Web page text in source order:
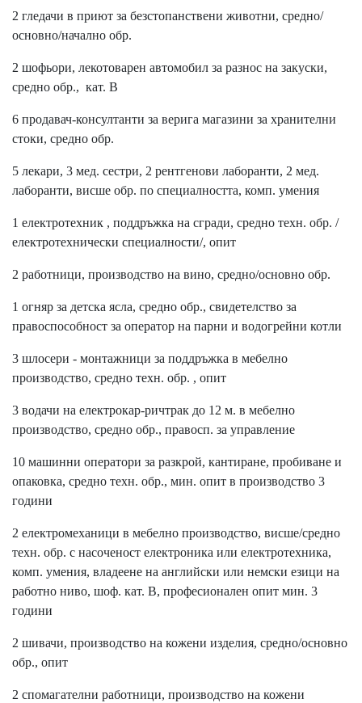
2 гледачи в приют за безстопанствени животни, средно/
основно/начално обр.
2 шофьори, лекотоварен автомобил за разнос на закуски,
средно обр., кат. В
6 продавач-консултанти за верига магазини за хранителни
стоки, средно обр.
5 лекари, 3 мед. сестри, 2 рентгенови лаборанти, 2 мед.
лаборанти, висше обр. по специалността, комп. умения
1 електротехник , поддръжка на сгради, средно техн. обр. /
електротехнически специалности/, опит
2 работници, производство на вино, средно/основно обр.
1 огняр за детска ясла, средно обр., свидетелство за
правоспособност за оператор на парни и водогрейни котли
3 шлосери - монтажници за поддръжка в мебелно
производство, средно техн. обр. , опит
3 водачи на електрокар-ричтрак до 12 м. в мебелно
производство, средно обр., правосп. за управление
10 машинни оператори за разкрой, кантиране, пробиване и
опаковка, средно техн. обр., мин. опит в производство 3
години
2 електромеханици в мебелно производство, висше/средно
техн. обр. с насоченост електроника или електротехника,
комп. умения, владеене на английски или немски езици на
работно ниво, шоф. кат. В, професионален опит мин. 3
години
2 шивачи, производство на кожени изделия, средно/основно
обр., опит
2 спомагателни работници, производство на кожени